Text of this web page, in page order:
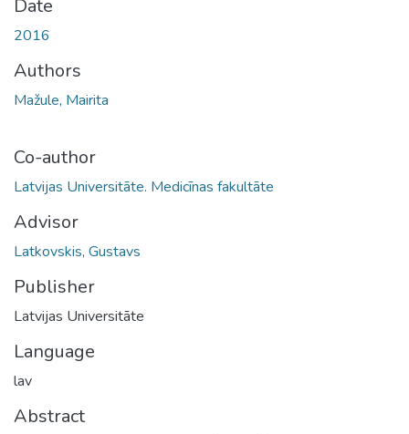
Date
2016
Authors
Mažule, Mairita
Co-author
Latvijas Universitāte. Medicīnas fakultāte
Advisor
Latkovskis, Gustavs
Publisher
Latvijas Universitāte
Language
lav
Abstract